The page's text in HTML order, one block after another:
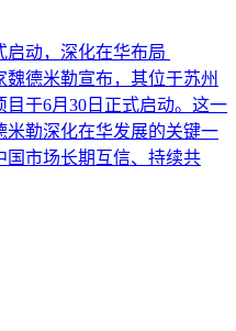
启动，深化在华布局
德米勒宣布，其位于苏州
于6月30日正式启动。这一
米勒深化在华发展的关键一
国市场长期互信、持续共